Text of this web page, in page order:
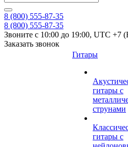
8 (800) 555-87-35
8 (800) 555-87-35
Звоните с 10:00 до 19:00, UTC +7
Заказать звонок
Гитары
гитары с
струнами
гитары с